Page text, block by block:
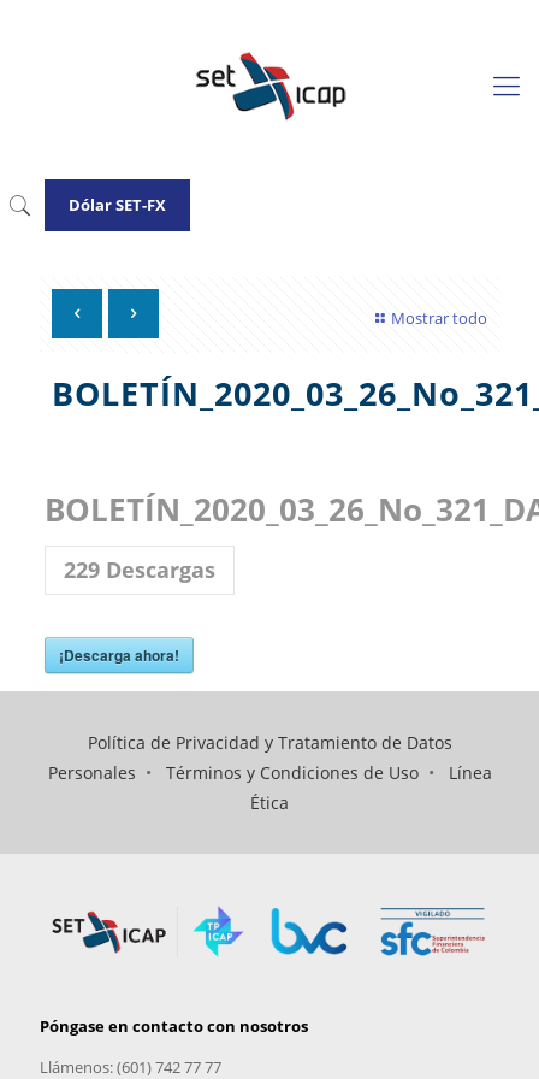
Dólar SET-FX
Mostrar todo
229Descargas
¡Descarga ahora!
Política de Privacidad y Tratamiento de Datos
Personales • Términos y Condiciones de Uso• Línea
Ética
Póngase en contacto con nosotros
Llámenos: (601) 742 77 77